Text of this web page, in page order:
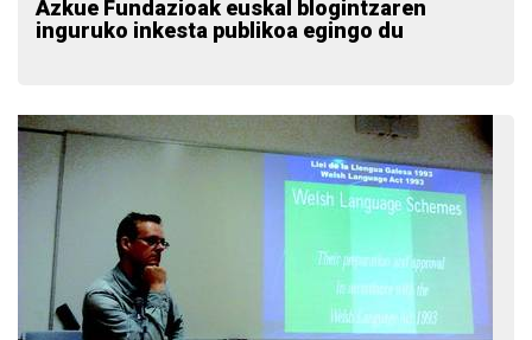
Azkue Fundazioak euskal blogintzaren
inguruko inkesta publikoa egingo du